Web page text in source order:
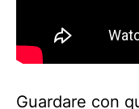
Guardare con